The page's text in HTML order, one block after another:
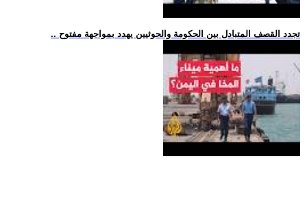
.. تجدد القصف المتبادل بين الحكومة والحوثيين يهدد بمواجهة مفتوح